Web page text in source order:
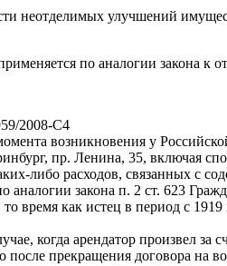
неотделимых улучшений
по аналогии закона к
2008-С4
возникновения у
пр. Ленина, 35, включая
либо расходов, связанных с
закона п. 2 ст. 623
время как истец в период с
когда арендатор произвел за
прекращения договора на